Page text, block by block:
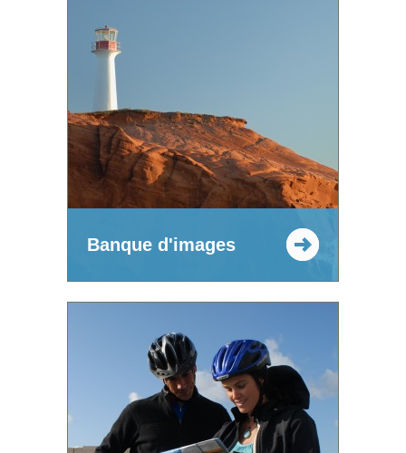
Banque d'images